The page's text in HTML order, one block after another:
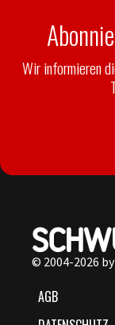
Wir informieren
© 2004-2026
AGB